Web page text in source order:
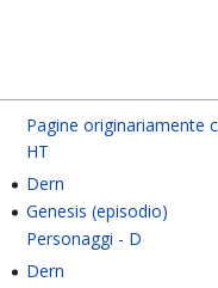
Pagine originariamente
HT
Dern
Genesis (episodio)
Personaggi - D
Dern